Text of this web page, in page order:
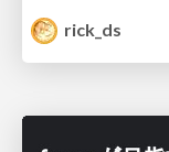
rick_ds